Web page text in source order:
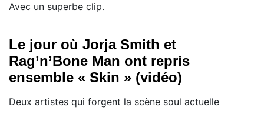
Avec un superbe clip.
Le jour où Jorja Smith et
Rag’n’Bone Man ont repris
ensemble « Skin » (vidéo)
Deux artistes qui forgent la scène soul actuelle